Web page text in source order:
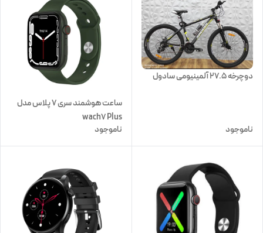
دوچرخه 27.5 آلمینیومی سادول
ناموجود
ساعت هوشمند سری 7 پلاس مدل
wach7 Plus
ناموجود